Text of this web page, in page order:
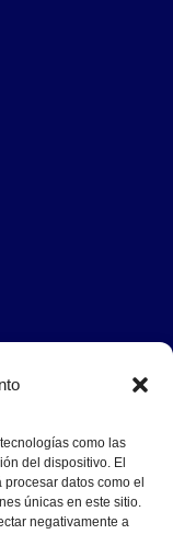
como las
del dispositivo. El
datos como el
únicas en este sitio.
negativamente a